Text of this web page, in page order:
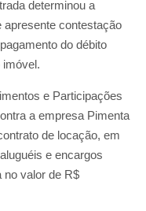
determinou a
apresente contestação
do débito
imóvel.
e Participações
a empresa Pimenta
de locação, em
e encargos
no valor de R$